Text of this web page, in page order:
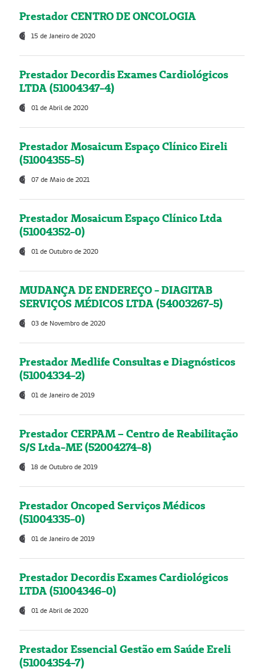
Prestador CENTRO DE ONCOLOGIA
15 de Janeiro de 2020
Prestador Decordis Exames Cardiológicos
LTDA (51004347-4)
01 de Abril de 2020
Prestador Mosaicum Espaço Clínico Eireli
(51004355-5)
07 de Maio de 2021
Prestador Mosaicum Espaço Clínico Ltda
(51004352-0)
01 de Outubro de 2020
MUDANÇA DE ENDEREÇO - DIAGITAB
SERVIÇOS MÉDICOS LTDA (54003267-5)
03 de Novembro de 2020
Prestador Medlife Consultas e Diagnósticos
(51004334-2)
01 de Janeiro de 2019
Prestador CERPAM – Centro de Reabilitação
S/S Ltda-ME (52004274-8)
18 de Outubro de 2019
Prestador Oncoped Serviços Médicos
(51004335-0)
01 de Janeiro de 2019
Prestador Decordis Exames Cardiológicos
LTDA (51004346-0)
01 de Abril de 2020
Prestador Essencial Gestão em Saúde Ereli
(51004354-7)